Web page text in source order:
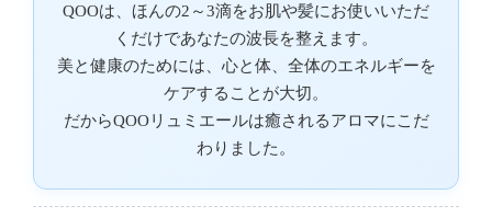
QOOは、ほんの2～3滴をお肌や髪にお使いいただ
くだけであなたの波長を整えます。
美と健康のためには、心と体、全体のエネルギーを
ケアすることが大切。
だからQOOリュミエールは癒されるアロマにこだ
わりました。